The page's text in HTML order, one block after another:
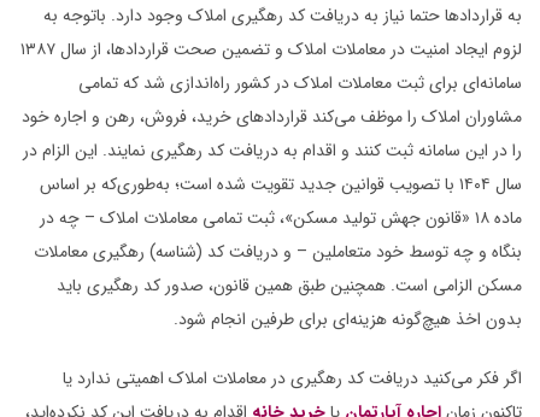
به قراردادها حتما نیاز به دریافت کد رهگیری املاک وجود دارد. باتوجه به
لزوم ایجاد امنیت در معاملات املاک و تضمین صحت قراردادها، از سال ۱۳۸۷
سامانه‌ای برای ثبت معاملات املاک در کشور راه‌اندازی شد که تمامی
مشاوران املاک را موظف می‌کند قراردادهای خرید، فروش، رهن و اجاره خود
را در این سامانه ثبت کنند و اقدام به دریافت کد رهگیری نمایند. این الزام در
سال ۱۴۰۴ با تصویب قوانین جدید تقویت شده است؛ به‌طوری‌که بر اساس
ماده ۱۸ «قانون جهش تولید مسکن»، ثبت تمامی معاملات املاک – چه در
بنگاه و چه توسط خود متعاملین – و دریافت کد (شناسه) رهگیری معاملات
مسکن الزامی است. همچنین طبق همین قانون، صدور کد رهگیری باید
بدون اخذ هیچ‌گونه هزینه‌ای برای طرفین انجام شود.
اگر فکر می‌کنید دریافت کد رهگیری در معاملات املاک اهمیتی ندارد یا
تاکنون زماناجاره آپارتمان یاخرید خانه اقدام به دریافت این کد نکرده‌اید،